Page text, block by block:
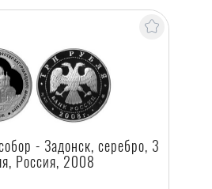
- Задонск, серебро, 3
Россия, 2008